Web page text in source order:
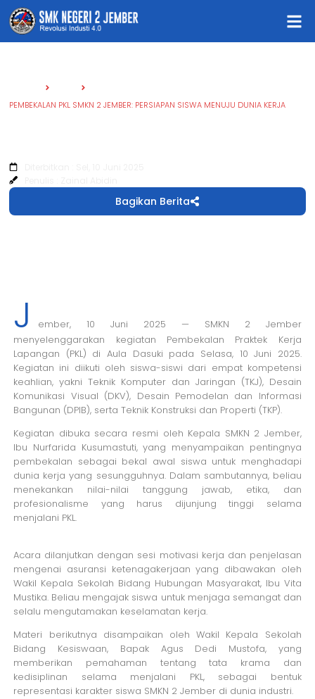
PEMBEKALAN PKL SMKN 2 JEMBER: PERSIAPAN SISWA MENUJU DUNIA KERJA
Bagikan Berita
J
ember, 10 Juni 2025 — SMKN 2 Jember
menyelenggarakan kegiatan Pembekalan Praktek Kerja
Lapangan (PKL) di Aula Dasuki pada Selasa, 10 Juni 2025.
Kegiatan ini diikuti oleh siswa-siswi dari empat kompetensi
keahlian, yakni Teknik Komputer dan Jaringan (TKJ), Desain
Komunikasi Visual (DKV), Desain Pemodelan dan Informasi
Bangunan (DPIB), serta Teknik Konstruksi dan Properti (TKP).
Kegiatan dibuka secara resmi oleh Kepala SMKN 2 Jember,
Ibu Nurfarida Kusumastuti, yang menyampaikan pentingnya
pembekalan sebagai bekal awal siswa untuk menghadapi
dunia kerja yang sesungguhnya. Dalam sambutannya, beliau
menekankan nilai-nilai tanggung jawab, etika, dan
profesionalisme yang harus dijunjung tinggi selama
menjalani PKL.
Acara dilanjutkan dengan sesi motivasi kerja dan penjelasan
mengenai asuransi ketenagakerjaan yang dibawakan oleh
Wakil Kepala Sekolah Bidang Hubungan Masyarakat, Ibu Vita
Mustika. Beliau mengajak siswa untuk menjaga semangat dan
selalu mengutamakan keselamatan kerja.
Materi berikutnya disampaikan oleh Wakil Kepala Sekolah
Bidang Kesiswaan, Bapak Agus Dedi Mustofa, yang
memberikan pemahaman tentang tata krama dan
kedisiplinan selama menjalani PKL, sebagai bentuk
representasi karakter siswa SMKN 2 Jember di dunia industri.